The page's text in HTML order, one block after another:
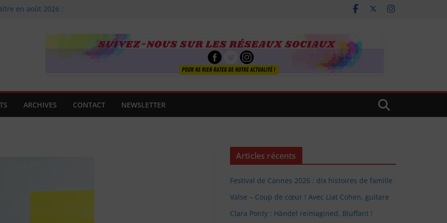
en août 2026 :
!
ARCHIVES CONTACT NEWSLETTER
Articles récents
Festival de Cannes 2026 : dix histoires de famille
Valse – Coup de cœur ! Avec Liat Cohen, guitare
Clara Ponty : Händel reimagined, Bluffant !